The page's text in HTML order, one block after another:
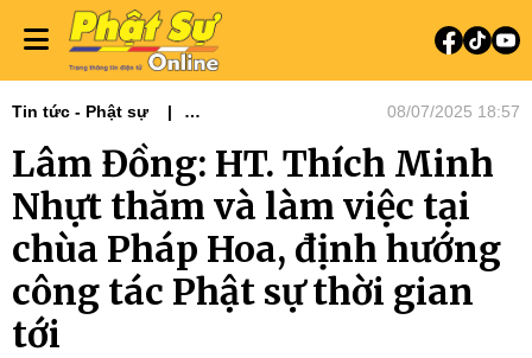
Tin tức - Phật sự
08/07/2025 18:57
Lâm Đồng: HT. Thích Minh
Nhựt thăm và làm việc tại
chùa Pháp Hoa, định hướng
công tác Phật sự thời gian
tới